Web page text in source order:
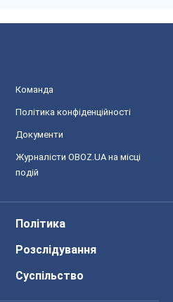
Команда
Політика конфіденційності
Документи
Журналісти OBOZ.UA на місці
подій
Політика
Розслідування
Суспільство